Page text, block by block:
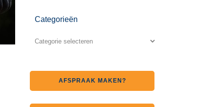
Categorieën
AFSPRAAK MAKEN?